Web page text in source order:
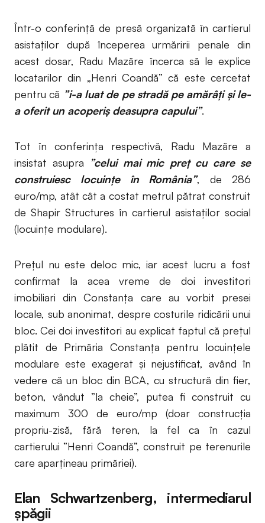
Într-o conferință de presă organizată în cartierul
asistaților după începerea urmăririi penale din
acest dosar, Radu Mazăre încerca să le explice
locatarilor din „Henri Coandă” că este cercetat
pentru că ”i-a luat de pe stradă pe amărâți și le-
a oferit un acoperiș deasupra capului”.
Tot în conferința respectivă, Radu Mazăre a
insistat asupra ”celui mai mic preț cu care se
construiesc locuințe în România”, de 286
euro/mp, atât cât a costat metrul pătrat construit
de Shapir Structures în cartierul asistaților social
(locuințe modulare).
Prețul nu este deloc mic, iar acest lucru a fost
confirmat la acea vreme de doi investitori
imobiliari din Constanța care au vorbit presei
locale, sub anonimat, despre costurile ridicării unui
bloc. Cei doi investitori au explicat faptul că prețul
plătit de Primăria Constanța pentru locuințele
modulare este exagerat și nejustificat, având în
vedere că un bloc din BCA, cu structură din fier,
beton, vândut ”la cheie”, putea fi construit cu
maximum 300 de euro/mp (doar construcția
propriu-zisă, fără teren, la fel ca în cazul
cartierului ”Henri Coandă”, construit pe terenurile
care aparțineau primăriei).
Elan Schwartzenberg, intermediarul
șpăgii